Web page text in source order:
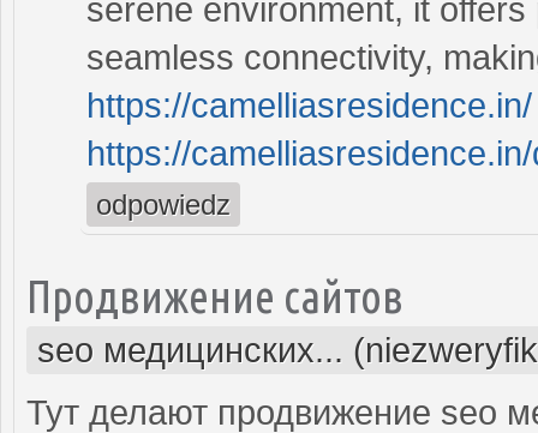
serene environment, it
seamless connectivity,
https://camelliasresidence.in/
https://
odpowiedz
Продвижение сайтов
seo медицинских...
Тут делают продвижение seo